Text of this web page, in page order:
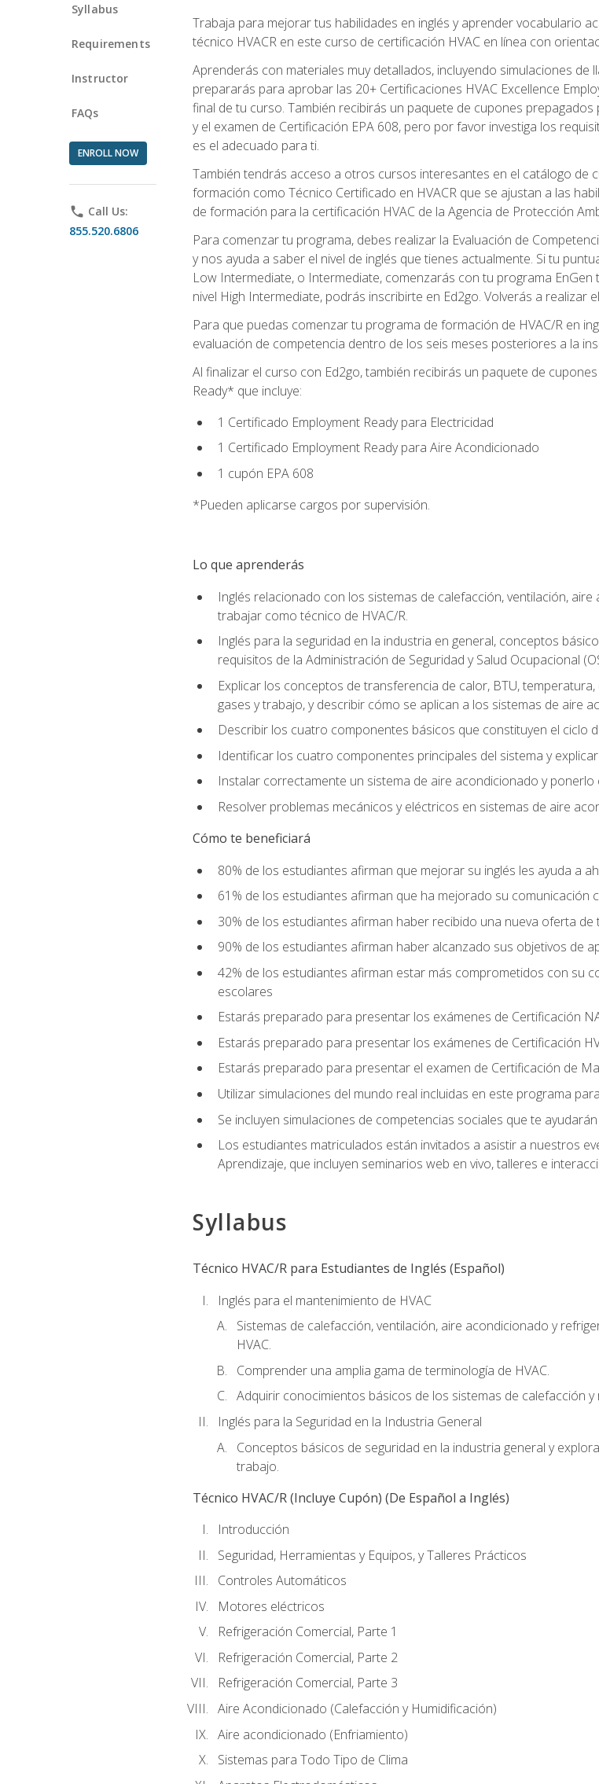
Syllabus
Requirements
Instructor
FAQs
ENROLL NOW
phone Call Us:
855.520.6806
Trabaja para mejorar tus habilidades en inglés y aprender vocabulario
técnico HVACR en este curso de certificación HVAC en línea con
Aprenderás con materiales muy detallados, incluyendo simulaciones
prepararás para aprobar las 20+ Certificaciones HVAC Excellence
final de tu curso. También recibirás un paquete de cupones
y el examen de Certificación EPA 608, pero por favor investiga los
es el adecuado para ti.
También tendrás acceso a otros cursos interesantes en el catálogo de
formación como Técnico Certificado en HVACR que se ajustan a las
de formación para la certificación HVAC de la Agencia de Protección
Para comenzar tu programa, debes realizar la Evaluación de
y nos ayuda a saber el nivel de inglés que tienes actualmente. Si tu
Low Intermediate, o Intermediate, comenzarás con tu programa
nivel High Intermediate, podrás inscribirte en Ed2go. Volverás a realizar
Para que puedas comenzar tu programa de formación de HVAC/R en
evaluación de competencia dentro de los seis meses posteriores a la
Al finalizar el curso con Ed2go, también recibirás un paquete de
Ready* que incluye:
1 Certificado Employment Ready para Electricidad
1 Certificado Employment Ready para Aire Acondicionado
1 cupón EPA 608
*Pueden aplicarse cargos por supervisión.
Lo que aprenderás
Inglés relacionado con los sistemas de calefacción, ventilación,
trabajar como técnico de HVAC/R.
Inglés para la seguridad en la industria en general, conceptos
requisitos de la Administración de Seguridad y Salud Ocupacional
Explicar los conceptos de transferencia de calor, BTU,
gases y trabajo, y describir cómo se aplican a los sistemas de aire
Describir los cuatro componentes básicos que constituyen el ciclo
Identificar los cuatro componentes principales del sistema y
Instalar correctamente un sistema de aire acondicionado y ponerlo
Resolver problemas mecánicos y eléctricos en sistemas de aire
Cómo te beneficiará
80% de los estudiantes afirman que mejorar su inglés les ayuda a
61% de los estudiantes afirman que ha mejorado su comunicación
30% de los estudiantes afirman haber recibido una nueva oferta
90% de los estudiantes afirman haber alcanzado sus objetivos de
42% de los estudiantes afirman estar más comprometidos con su
escolares
Estarás preparado para presentar los exámenes de Certificación
Estarás preparado para presentar los exámenes de Certificación
Estarás preparado para presentar el examen de Certificación de
Utilizar simulaciones del mundo real incluidas en este programa
Se incluyen simulaciones de competencias sociales que te
Los estudiantes matriculados están invitados a asistir a nuestros
Aprendizaje, que incluyen seminarios web en vivo, talleres e
Syllabus
Técnico HVAC/R para Estudiantes de Inglés (Español)
Inglés para el mantenimiento de HVAC
Sistemas de calefacción, ventilación, aire acondicionado y
HVAC.
Comprender una amplia gama de terminología de HVAC.
Adquirir conocimientos básicos de los sistemas de calefacción y
Inglés para la Seguridad en la Industria General
Conceptos básicos de seguridad en la industria general y
trabajo.
Técnico HVAC/R (Incluye Cupón) (De Español a Inglés)
Introducción
Seguridad, Herramientas y Equipos, y Talleres Prácticos
Controles Automáticos
Motores eléctricos
Refrigeración Comercial, Parte 1
Refrigeración Comercial, Parte 2
Refrigeración Comercial, Parte 3
Aire Acondicionado (Calefacción y Humidificación)
Aire acondicionado (Enfriamiento)
Sistemas para Todo Tipo de Clima